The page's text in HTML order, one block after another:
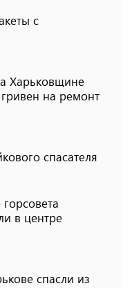
с
Харьковщине
на ремонт
спасателя
в центре
спасли из